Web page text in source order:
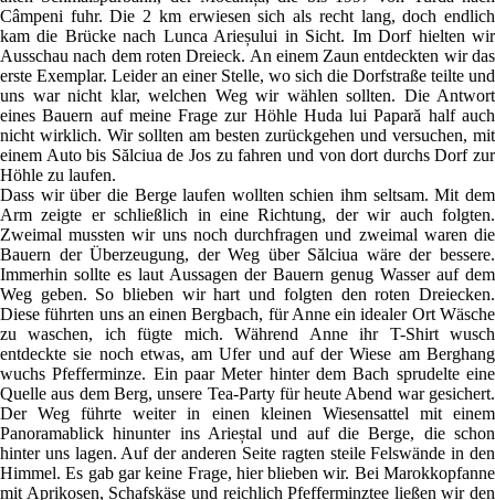
Câmpeni fuhr. Die 2 km erwiesen sich als recht lang, doch endlich
kam die Brücke nach Lunca Arieșului in Sicht. Im Dorf hielten wir
Ausschau nach dem roten Dreieck. An einem Zaun entdeckten wir das
erste Exemplar. Leider an einer Stelle, wo sich die Dorfstraße teilte und
uns war nicht klar, welchen Weg wir wählen sollten. Die Antwort
eines Bauern auf meine Frage zur Höhle Huda lui Papară half auch
nicht wirklich. Wir sollten am besten zurückgehen und versuchen, mit
einem Auto bis Sălciua de Jos zu fahren und von dort durchs Dorf zur
Höhle zu laufen.
Dass wir über die Berge laufen wollten schien ihm seltsam. Mit dem
Arm zeigte er schließlich in eine Richtung, der wir auch folgten.
Zweimal mussten wir uns noch durchfragen und zweimal waren die
Bauern der Überzeugung, der Weg über Sălciua wäre der bessere.
Immerhin sollte es laut Aussagen der Bauern genug Wasser auf dem
Weg geben. So blieben wir hart und folgten den roten Dreiecken.
Diese führten uns an einen Bergbach, für Anne ein idealer Ort Wäsche
zu waschen, ich fügte mich. Während Anne ihr T-Shirt wusch
entdeckte sie noch etwas, am Ufer und auf der Wiese am Berghang
wuchs Pfefferminze. Ein paar Meter hinter dem Bach sprudelte eine
Quelle aus dem Berg, unsere Tea-Party für heute Abend war gesichert.
Der Weg führte weiter in einen kleinen Wiesensattel mit einem
Panoramablick hinunter ins Arieștal und auf die Berge, die schon
hinter uns lagen. Auf der anderen Seite ragten steile Felswände in den
Himmel. Es gab gar keine Frage, hier blieben wir. Bei Marokkopfanne
mit Aprikosen, Schafskäse und reichlich Pfefferminztee ließen wir den